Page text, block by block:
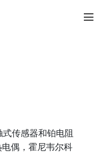
传感器和铂电阻
偶，霍尼韦尔科